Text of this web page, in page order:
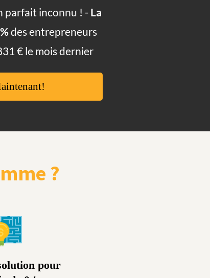
parfait inconnu ! -La
des entrepreneurs
€ le mois dernier
?
pour